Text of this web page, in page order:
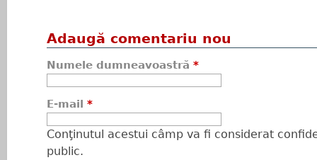
Adaugă comentariu nou
Numele dumneavoastră *
E-mail *
Conţinutul acestui câmp va fi considerat
public.